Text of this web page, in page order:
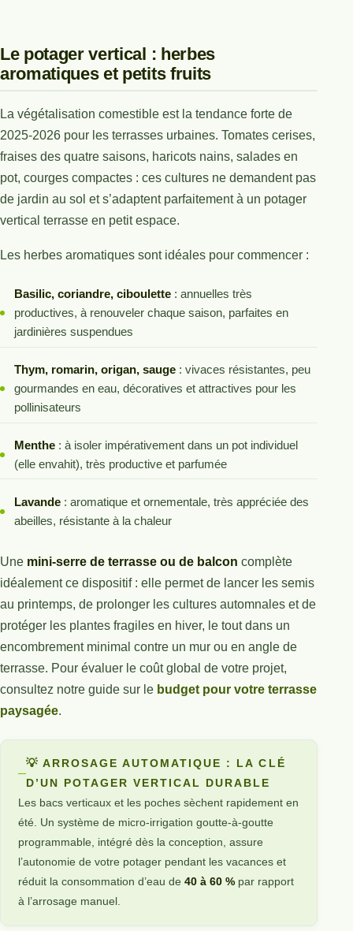
Le potager vertical : herbes
aromatiques et petits fruits
La végétalisation comestible est la tendance forte de
2025-2026 pour les terrasses urbaines. Tomates cerises,
fraises des quatre saisons, haricots nains, salades en
pot, courges compactes : ces cultures ne demandent pas
de jardin au sol et s’adaptent parfaitement à un potager
vertical terrasse en petit espace.
Les herbes aromatiques sont idéales pour commencer :
Basilic, coriandre, ciboulette: annuelles très
productives, à renouveler chaque saison, parfaites en
jardinières suspendues
Thym, romarin, origan, sauge: vivaces résistantes, peu
gourmandes en eau, décoratives et attractives pour les
pollinisateurs
Menthe: à isoler impérativement dans un pot individuel
(elle envahit), très productive et parfumée
Lavande: aromatique et ornementale, très appréciée des
abeilles, résistante à la chaleur
Une mini-serre de terrasse ou de balcon complète
idéalement ce dispositif : elle permet de lancer les semis
au printemps, de prolonger les cultures automnales et de
protéger les plantes fragiles en hiver, le tout dans un
encombrement minimal contre un mur ou en angle de
terrasse. Pour évaluer le coût global de votre projet,
consultez notre guide sur le budget pour votre terrasse
paysagée.
💡 ARROSAGE AUTOMATIQUE : LA CLÉ
D’UN POTAGER VERTICAL DURABLE
Les bacs verticaux et les poches sèchent rapidement en
été. Un système de micro-irrigation goutte-à-goutte
programmable, intégré dès la conception, assure
l’autonomie de votre potager pendant les vacances et
réduit la consommation d’eau de40 à 60 % par rapport
à l’arrosage manuel.